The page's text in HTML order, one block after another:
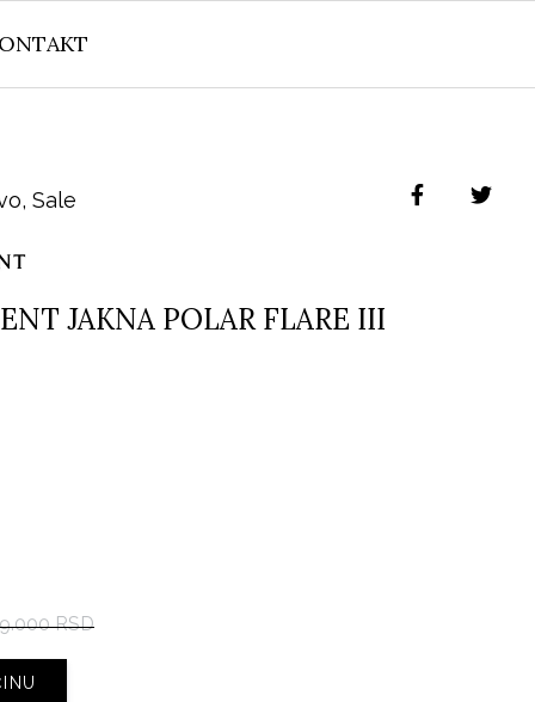
, Sale
JAKNA POLAR FLARE III
RSD